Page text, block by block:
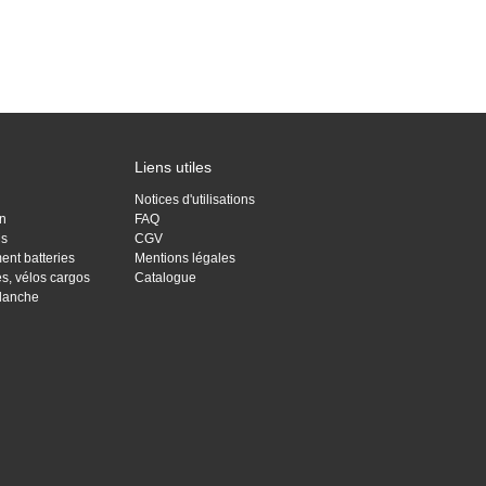
batteries
vélos cargos
Liens utiles
Notices d'utilisations
FAQ
CGV
Mentions légales
Catalogue